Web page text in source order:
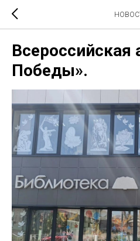
Всероссийская
Победы».